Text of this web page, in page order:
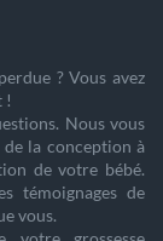
? Vous avez
!
Nous vous
de la conception à
de votre bébé.
témoignages de
vous.